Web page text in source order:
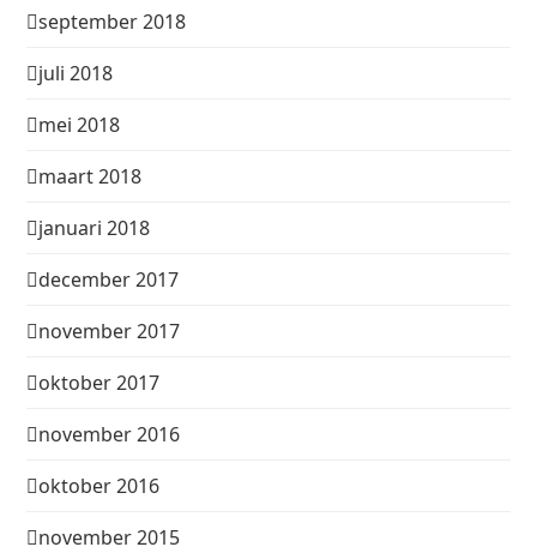
september 2018
juli 2018
mei 2018
maart 2018
januari 2018
december 2017
november 2017
oktober 2017
november 2016
oktober 2016
november 2015